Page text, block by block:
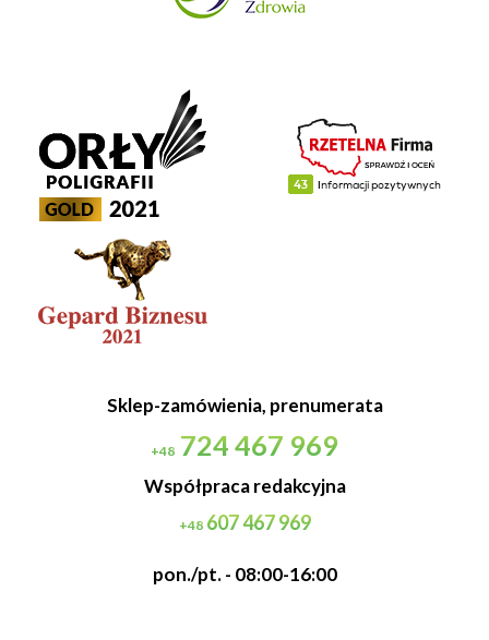
Sklep-zamówienia, prenumerata
+48 724 467 969
Współpraca redakcyjna
+48607 467 969
pon./pt. - 08:00-16:00